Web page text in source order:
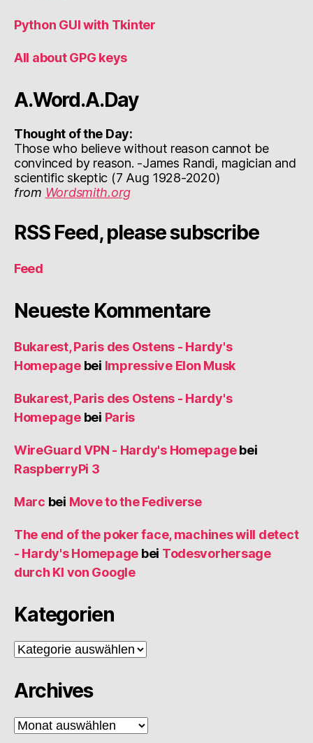
Python GUI with Tkinter
All about GPG keys
A.Word.A.Day
Thought of the Day:
Those who believe without reason cannot be
convinced by reason. -James Randi, magician and
scientific skeptic (7 Aug 1928-2020)
from Wordsmith.org
RSS Feed, please subscribe
Feed
Neueste Kommentare
Bukarest, Paris des Ostens - Hardy's
Homepagebei Impressive Elon Musk
Bukarest, Paris des Ostens - Hardy's
Homepagebei Paris
WireGuard VPN - Hardy's Homepagebei
RaspberryPi 3
Marc bei Move to the Fediverse
The end of the poker face, machines will detect
- Hardy's Homepage bei Todesvorhersage
durch KI von Google
Kategorien
Kategorien
Archives
Archives